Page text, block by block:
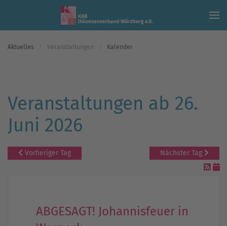
Skip to main content
Aktuelles Veranstaltungen Kalender
Veranstaltungen ab 26.
Juni 2026
Vorheriger Tag Nächster Tag
ABGESAGT! Johannisfeuer in